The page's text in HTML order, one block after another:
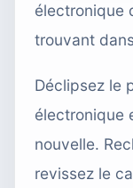
électronique
trouvant
Déclipsez le
électronique
nouvelle.
revissez le